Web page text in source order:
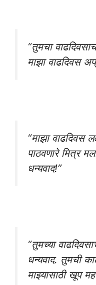
“तुमचा
माझा वाढदिवस
“माझा वाढदिवस
पाठवणारे मित्र
धन्यवाद!”
“तुमच्या
धन्यवाद. तुमची
माझ्यासाठी खूप